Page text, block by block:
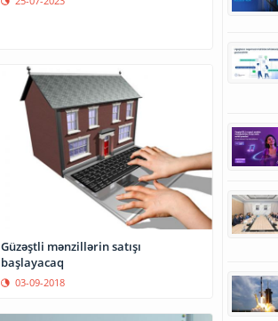
Güzəştli mənzillərin satışı
başlayacaq
03-09-2018